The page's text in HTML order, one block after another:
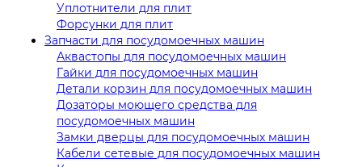
Уплотнители для плит
Форсунки для плит
Запчасти для посудомоечных машин
Аквастопы для посудомоечных машин
Гайки для посудомоечных машин
Детали корзин для посудомоечных машин
Дозаторы моющего средства для
посудомоечных машин
Замки дверцы для посудомоечных машин
Кабели сетевые для посудомоечных машин